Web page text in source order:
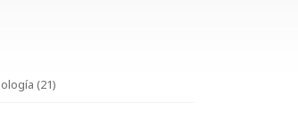
(21)